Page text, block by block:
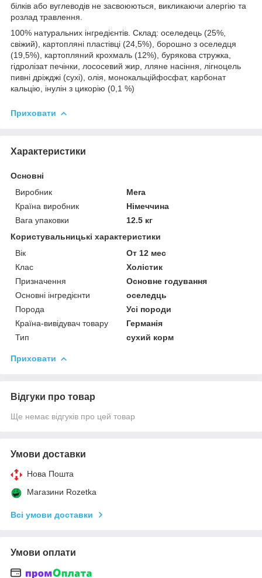
білків або вуглеводів не засвоюються, викликаючи алергію та
розлад травлення.
100% натуральних інгредієнтів. Склад: оселедець (25%,
свіжий), картопляні пластівці (24,5%), борошно з оселедця
(19,5%), картопляний крохмаль (12%), бурякова стружка,
гідролізат печінки, лососевий жир, лляне насіння, лігноцель
пивні дріжджі (сухі), олія, монокальційфосфат, карбонат
кальцію, інулін з цикорію (0,1 %)
Приховати
Характеристики
Основні
Виробник
Mera
Країна виробник
Німеччина
Вага упаковки
12.5 кг
Користувальницькі характеристики
Вік
От 12 мес
Клас
Холістик
Призначення
Основне годування
Основні інгредієнти
оселедць
Порода
Усі породи
Країна-вивідувач товару
Германія
Тип
сухий корм
Приховати
Відгуки про товар
Ще немає відгуків про цей товар
Умови доставки
Нова Пошта
Магазини Rozetka
Всі умови доставки
Умови оплати